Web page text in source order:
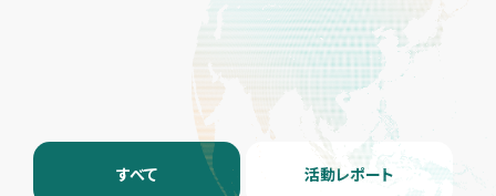
すべて 活動レポート